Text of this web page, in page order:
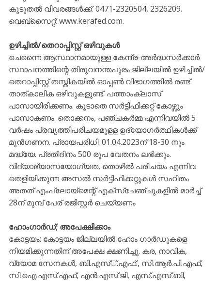
കൂടുതൽ വിവരങ്ങൾക്ക്: 0471-2320504, 2326209.
വെബ്സൈറ്റ്: www.kerafed.com.
ഉഴിച്ചിൽ/തെറാപ്പിസ്റ്റ് ഒഴിവുകൾ
ചെന്നൈ ആസ്ഥാനമായുള്ള കേന്ദ്ര-അർദ്ധസർക്കാർ
സ്ഥാപനത്തിന്റെ തിരുവനന്തപുരം ജില്ലയിൽ ഉഴിച്ചിൽ/
തെറാപ്പിസ്റ്റ് തസ്തികയിൽ ഓപ്പൺ വിഭാഗത്തിൽ രണ്ട്
താത്കാലിക ഒഴിവുകളുണ്ട്. പത്താംക്ലാസ്
പാസായിരിക്കണം. കൂടാതെ സർട്ടിഫിക്കറ്റ് കോഴ്സും
പാസാകണം. തൊക്കനം, പഞ്ചകർമ്മ എന്നിവയിൽ 5
വർഷം പ്രവൃത്തിപരിചയമുള്ള ഉദ്യോഗർത്ഥികൾക്ക്
മുൻഗണന. പ്രായപരിധി: 01.04.2023ന് 18-30 നും
മദ്ധ്യേ. പ്രതിദിനം 500 രൂപ വേതനം ലഭിക്കും.
വിദ്യാഭ്യാസയോഗ്യത, തൊഴിൽ പരിചയം എന്നിവ
തെളിയിക്കുന്ന അസൽ സർട്ടിഫിക്കറ്റുകൾ സഹിതം
അതത് എംപ്ലോയ്മെന്റ് എക്സ്ചേഞ്ചുകളിൽ മാർച്ച്
28ന് മുമ്പ് പേര് രജിസ്റ്റർ ചെയ്യണം
ഹോംഗാർഡ്; അപേക്ഷിക്കാം
കോട്ടയം: കോട്ടയം ജില്ലയിൽ ഹോം ഗാർഡുകളെ
നിയമിക്കുന്നതിന് അപേക്ഷ ക്ഷണിച്ചു. കര, നാവിക,
വ്യോമ സേനകൾ, ബി.എസ്്.എഫ്., സി.ആർ.പി.എഫ്,
സി.ഐ.എസ്.എഫ്, എൻ.എസ്.ജി, എസ്.എസ്.ബി,